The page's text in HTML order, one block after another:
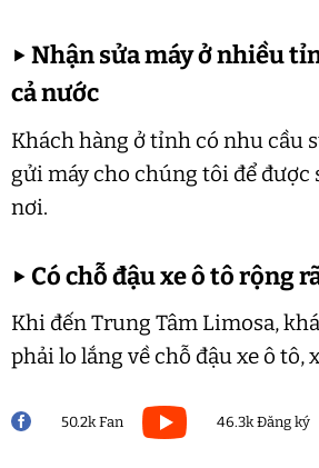
▶Nhận sửa máy ở nhiều
cả nước
Khách hàng ở tỉnh có nhu cầu
gửi máy cho chúng tôi để được
nơi.
▶ Có chỗ đậu xe ô tô rộng
Khi đến Trung Tâm Limosa,
phải lo lắng về chỗ đậu xe ô tô,
50.2k Fan 46.3k Đăng ký